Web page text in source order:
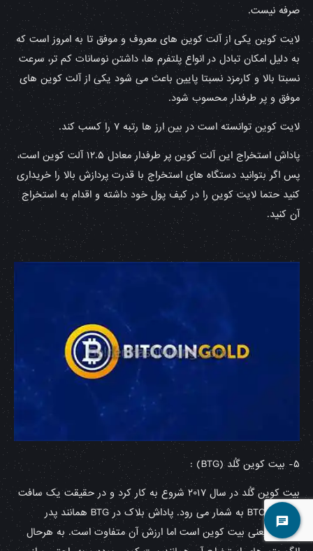
صرفه نیست.
لایت کوین یکی از آلت کوین های معروف و موفق تا به امروز است که
به دلیل امکان تبادل در انواع پلتفرم ها، داشتن نوسانات کم تر، سرعت
نسبتا بالا و کارمزد نسبتا پایین باعث می شود یکی از آلت کوین های
موفق و پر طرفدار محسوب شود.
لایت کوین توانسته است در بین ارز ها رتبه ۷ را کسب کند.
پاداش استخراج این آلت کوین پر طرفدار معادل ۱۲.۵ آلت کوین است،
پس اگر بتوانید دستگاه های استخراج با قدرت پردازش بالا را خریداری
کنید حتما لایت کوین را در کیف پول خود داشته و اقدام به استخراج
آن کنید.
۵- بیت کوین گُلد (BTG) :
بیت کوین گُلد در سال ۲۰۱۷ شروع به کار کرد و در حقیقت یک سافت
فورک از BTC به شمار می رود. پاداش بلاک در BTG همانند پدر
خودش یعنی بیت کوین است اما ارزش آن متفاوت است. به هرحال